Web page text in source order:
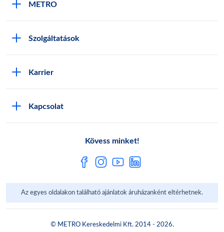
METRO
Szolgáltatások
Karrier
Kapcsolat
Kövess minket!
Az egyes oldalakon található ajánlatok áruházanként eltérhetnek.
© METRO Kereskedelmi Kft. 2014 - 2026.